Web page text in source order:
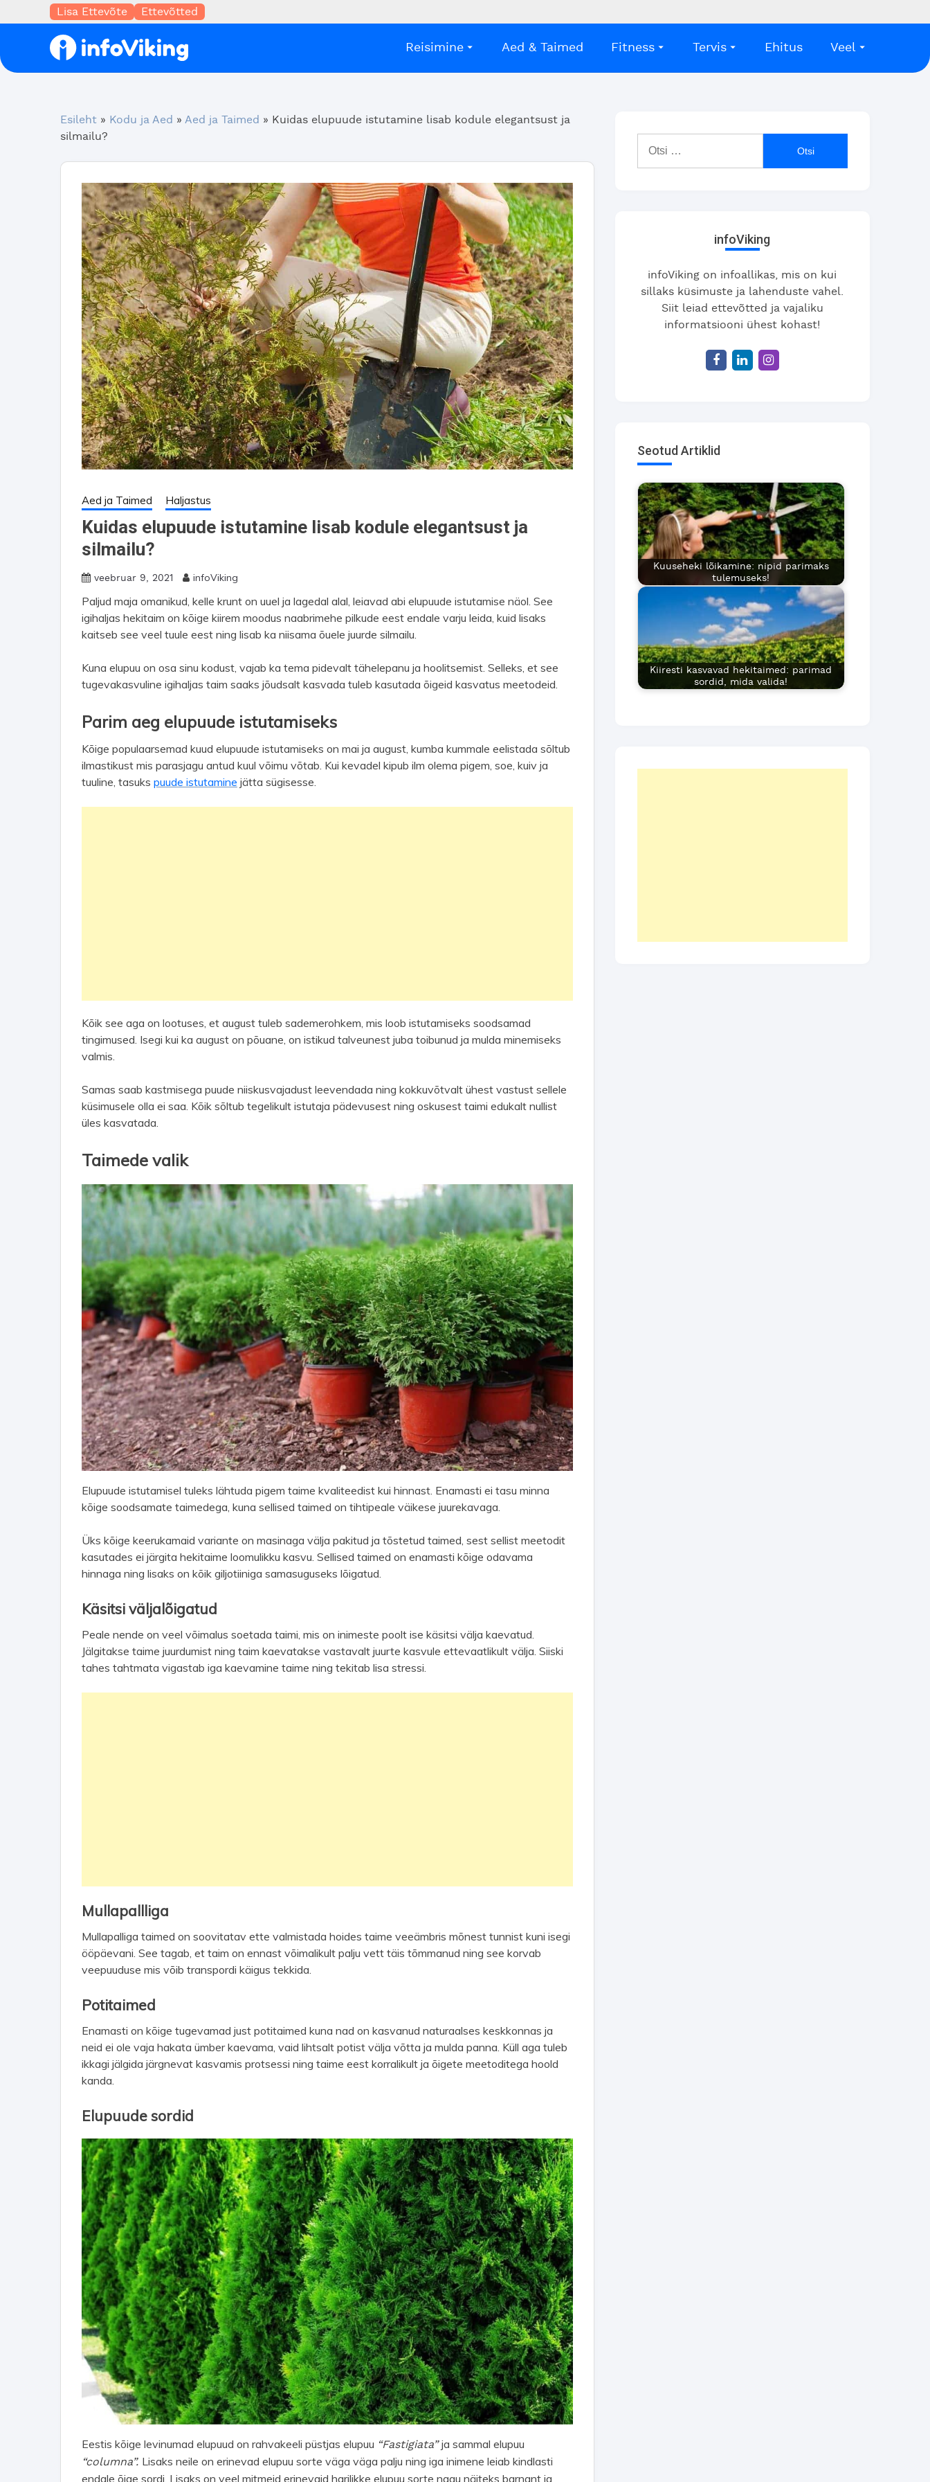
Lisa Ettevõte Ettevõtted
Reisimine Aed & Taimed Fitness Tervis Ehitus Veel
Esileht » Kodu ja Aed » Aed ja Taimed » Kuidas elupuude istutamine lisab kodule elegantsust ja
silmailu?
Aed ja Taimed Haljastus
Kuidas elupuude istutamine lisab kodule elegantsust ja
silmailu?
veebruar 9, 2021 infoViking
Paljud maja omanikud, kelle krunt on uuel ja lagedal alal, leiavad abi elupuude istutamise näol. See
igihaljas hekitaim on kõige kiirem moodus naabrimehe pilkude eest endale varju leida, kuid lisaks
kaitseb see veel tuule eest ning lisab ka niisama õuele juurde silmailu.
Kuna elupuu on osa sinu kodust, vajab ka tema pidevalt tähelepanu ja hoolitsemist. Selleks, et see
tugevakasvuline igihaljas taim saaks jõudsalt kasvada tuleb kasutada õigeid kasvatus meetodeid.
Parim aeg elupuude istutamiseks
Kõige populaarsemad kuud elupuude istutamiseks on mai ja august, kumba kummale eelistada sõltub
ilmastikust mis parasjagu antud kuul võimu võtab. Kui kevadel kipub ilm olema pigem, soe, kuiv ja
tuuline, tasuks puude istutamine jätta sügisesse.
Kõik see aga on lootuses, et august tuleb sademerohkem, mis loob istutamiseks soodsamad
tingimused. Isegi kui ka august on põuane, on istikud talveunest juba toibunud ja mulda minemiseks
valmis.
Samas saab kastmisega puude niiskusvajadust leevendada ning kokkuvõtvalt ühest vastust sellele
küsimusele olla ei saa. Kõik sõltub tegelikult istutaja pädevusest ning oskusest taimi edukalt nullist
üles kasvatada.
Taimede valik
Elupuude istutamisel tuleks lähtuda pigem taime kvaliteedist kui hinnast. Enamasti ei tasu minna
kõige soodsamate taimedega, kuna sellised taimed on tihtipeale väikese juurekavaga.
Üks kõige keerukamaid variante on masinaga välja pakitud ja tõstetud taimed, sest sellist meetodit
kasutades ei järgita hekitaime loomulikku kasvu. Sellised taimed on enamasti kõige odavama
hinnaga ning lisaks on kõik giljotiiniga samasuguseks lõigatud.
Käsitsi väljalõigatud
Peale nende on veel võimalus soetada taimi, mis on inimeste poolt ise käsitsi välja kaevatud.
Jälgitakse taime juurdumist ning taim kaevatakse vastavalt juurte kasvule ettevaatlikult välja. Siiski
tahes tahtmata vigastab iga kaevamine taime ning tekitab lisa stressi.
Mullapallliga
Mullapalliga taimed on soovitatav ette valmistada hoides taime veeämbris mõnest tunnist kuni isegi
ööpäevani. See tagab, et taim on ennast võimalikult palju vett täis tõmmanud ning see korvab
veepuuduse mis võib transpordi käigus tekkida.
Potitaimed
Enamasti on kõige tugevamad just potitaimed kuna nad on kasvanud naturaalses keskkonnas ja
neid ei ole vaja hakata ümber kaevama, vaid lihtsalt potist välja võtta ja mulda panna. Küll aga tuleb
ikkagi jälgida järgnevat kasvamis protsessi ning taime eest korralikult ja õigete meetoditega hoold
kanda.
Elupuude sordid
Eestis kõige levinumad elupuud on rahvakeeli püstjas elupuu “Fastigiata”ja sammal elupuu
“columna”. Lisaks neile on erinevad elupuu sorte väga väga palju ning iga inimene leiab kindlasti
endale õige sordi. Lisaks on veel mitmeid erinevaid harilikke elupuu sorte nagu näiteks barnant ja
infoViking
infoViking on infoallikas, mis on kui
sillaks küsimuste ja lahenduste vahel.
Siit leiad ettevõtted ja vajaliku
informatsiooni ühest kohast!
Seotud Artiklid
Kuuseheki lõikamine: nipid parimaks
tulemuseks!
Kiiresti kasvavad hekitaimed: parimad
sordid, mida valida!